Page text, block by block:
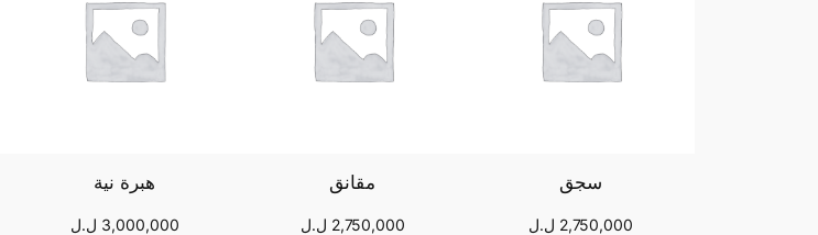
سجق
2,750,000 ل.ل
مقانق
2,750,000 ل.ل
هبرة نية
3,000,000 ل.ل